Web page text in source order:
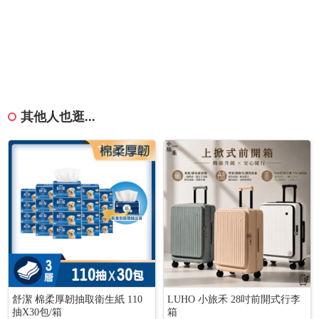
其他人也逛...
舒潔 棉柔厚韌抽取衛生紙 110
抽X30包/箱
LUHO 小旅禾 28吋前開式行李
箱